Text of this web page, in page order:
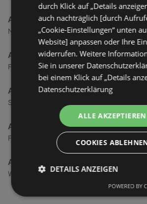
Autohaus Göthling am Wartenberg
Neue Wiese 6, 99817 Eisenach
Autohaus Marnet
Frankfurter Straße 72, 65520 Bad
Autohaus Marnet
Schwahlheimer Straße 71, 61231 Bad
Autohaus Marnet
Friedberger Straße 98 - 102, 61231 Bad
Autohaus Marnet
Willy-Brandt-Straße 6, 61440 Oberursel
durch Klick auf „Details
auch nachträglich [durch
„Cookie-Einstellungen“ unten
Website] anpassen oder Ihre
widerrufen. Weitere
Sie in unserer
bei einem Klick auf „Details
Datenschutzerklärung
ALLE AKZEPTIEREN
COOKIES
DETAILS ANZEIGEN
POWERED BY